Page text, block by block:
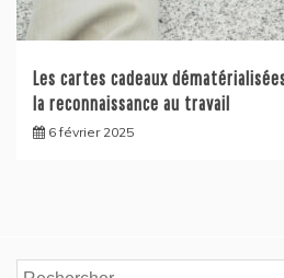
Les cartes cadeaux
la reconnaissance au travail
6 février 2025
Rechercher :